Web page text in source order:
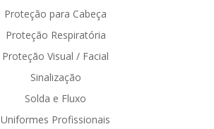
Proteção para Cabeça
Proteção Respiratória
Proteção Visual / Facial
Sinalização
Solda e Fluxo
Uniformes Profissionais